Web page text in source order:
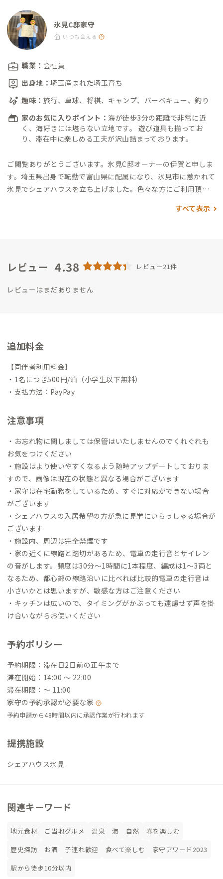
店：車6分 ・セリア 氷見店：車7分 ・ダイソーイオンタウン 氷
見店：車7分 ・考えるパンKOPPE：車8分（ベーカリー、水土の
み営業） ・JAグリーンひみ：車8分（地場野菜買えます） ・明
文堂書店TSUTAYA 氷見店：車8分（1階が本屋、2階がTSUTAYA
です。カフェ併設） ・高澤酒造：車10分（曙で有名な氷見の酒
造場です） ・ヤマダデンキテックランド 氷見店：車12分 ・ホー
ムセンター・ムサシ 氷見店：車12分 ・SAYS FARM：車21分
（ワイナリー、ランチや宿泊もできます） 飲食店 ・original ta
ブルーミン：車6分、氷見駅から徒歩10分（地ビールレストラ
ン） ・自家焙煎珈琲＆Cafe Loiter：徒歩11分 ・氷見 すしの
ンバーグレストラン） ・The Boon：徒歩6分（ビーチ前の絶景
ランチ） その他 ・郵便局：徒歩10分 観光 ・島尾海浜公園：徒
歩4分（海水浴場併設） ・島尾キャンプ場：徒歩7分 ・氷見市海
氷見駅から徒歩1分（銭湯） ・雨晴海岸：車8分 ・道の駅雨晴：
市 藤子・F・不二雄ふるさとギャラリー：車24分
氷見C邸家守
いつも会える
職業： 会社員
出身地： 埼玉産まれた埼玉育ち
趣味： 旅行、卓球、将棋、キャンプ、バーベキュー、釣り
家のお気に入りポイント： 海が徒歩3分の距離で非常に近
く、海好きには堪らない立地です。 遊び道具も揃ってお
り、滞在中に楽しめる工夫が沢山詰まっております。
ご閲覧ありがとうございます。 氷見C邸オーナーの伊賀と申しま
す。 埼玉県出身で転勤で富山県に配属になり、氷見市に惹かれて
氷見でシェアハウスを立ち上げました。 色々な方にご利用頂き
機会が無いは思いますが、色々な方に満足して頂ける施設にな
すべて表示
レビュー 4.38 レビュー21件
レビューはまだありません
追加料金
【同伴者利用料金】
・1名につき500円/泊（小学生以下無料）
・支払方法：PayPay
注意事項
・お忘れ物に関しましては保管はいたしませんのでくれぐれも
お気をつけください
・施設はより使いやすくなるよう随時アップデートしておりま
すので、画像は現在の状態と異なる場合がございます
・家守は在宅勤務をしているため、すぐに対応ができない場合
がございます
・シェアハウスの入居希望の方が急に見学にいらっしゃる場合が
ございます
・施設内、周辺は完全禁煙です
・家の近くに線路と踏切があるため、電車の走行音とサイレン
の音がします。頻度は30分〜1時間に1本程度、編成は1〜3両と
なるため、都心部の線路沿いに比べれば比較的電車の走行音は
小さいかとは思いますが、敏感な方はご注意ください
・キッチンは広いので、タイミングがかぶっても遠慮せず声を掛
け合いながらお使いください
予約ポリシー
予約期限：滞在日2日前の正午まで
滞在開始：14:00 〜 22:00
滞在期限：〜 11:00
家守の予約承認が必要な家
予約申請から48時間以内に承認作業が行われます
提携施設
シェアハウス氷見
関連キーワード
地元食材 ご当地グルメ 温泉 海 自然
春を楽しむ
歴史探訪
お酒 子連れ歓迎 食べて楽しむ
家守アワード2023
駅から徒歩10分以内